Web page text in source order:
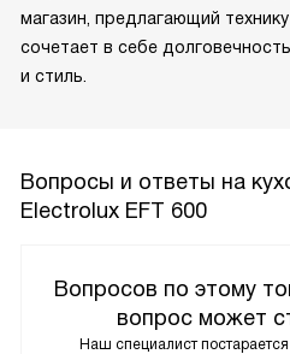
магазин, предлагающий
сочетает в себе
и стиль.
Вопросы и ответы на
Electrolux EFT 600
Вопросов по этому
вопрос может
Наш специалист